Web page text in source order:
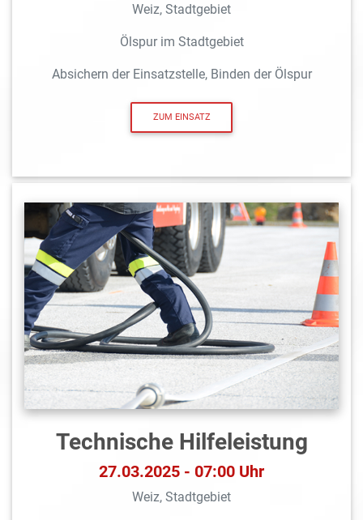
Weiz, Stadtgebiet
Ölspur im Stadtgebiet
Absichern der Einsatzstelle, Binden der Ölspur
ZUM EINSATZ
Technische Hilfeleistung
27.03.2025 - 07:00 Uhr
Weiz, Stadtgebiet